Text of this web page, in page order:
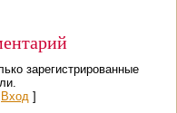
зарегистрированные
Вход ]